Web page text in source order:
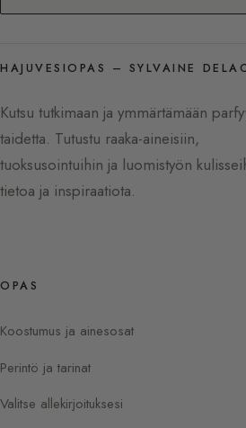
HAJUVESIOPAS – SYLVAINE
Kutsu tutkimaan ja ymmärtämään
taidetta. Tutustu raaka-aineisiin,
tuoksusointuihin ja luomistyön
tietoa ja inspiraatiota.
OPAS
Koostumus ja ainesosat
Perintö ja tarinat
Valitse allekirjoituksesi